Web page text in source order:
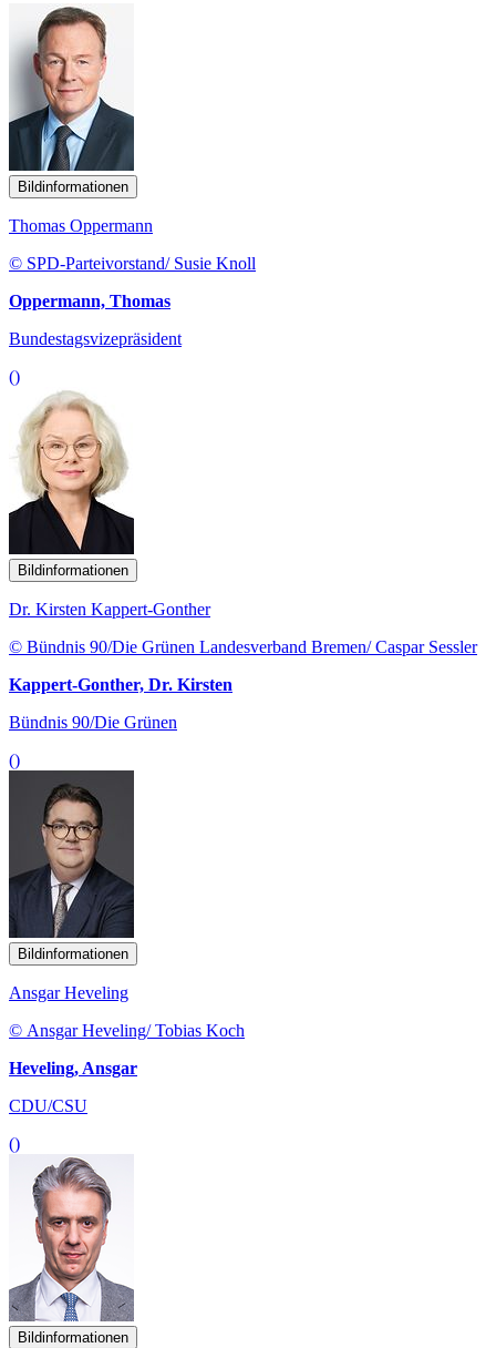
Bildinformationen
Thomas Oppermann
© SPD-Parteivorstand/ Susie Knoll
Oppermann, Thomas
Bundestagsvizepräsident
()
Bildinformationen
Dr. Kirsten Kappert-Gonther
© Bündnis 90/Die Grünen Landesverband Bremen/ Caspar Sessler
Kappert-Gonther, Dr. Kirsten
Bündnis 90/Die Grünen
()
Bildinformationen
Ansgar Heveling
© Ansgar Heveling/ Tobias Koch
Heveling, Ansgar
CDU/CSU
()
Bildinformationen